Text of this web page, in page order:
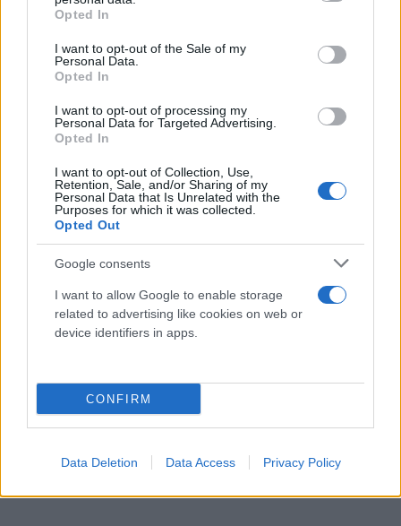
grant or deny consent to Google and its third-party tags to
use your data for below specified purposes in below Google
consent section.
Opted In
I want to opt-out of the Sale of my
Personal Data.
Opted In
I want to opt-out of processing my
Personal Data for Targeted Advertising.
Opted In
I want to opt-out of Collection, Use,
Retention, Sale, and/or Sharing of my
Personal Data that Is Unrelated with the
Purposes for which it was collected.
Opted Out
Google consents
I want to allow Google to enable storage
related to advertising like cookies on web or
device identifiers in apps.
CONFIRM
Data Deletion Data Access Privacy Policy
και έχει κατακτήσει 9 συνολικά τρόπαια,
Ιταλίας και τρια Σούπερ Καπ.
Η περίπτωσή του είναι δύσκολη καθώς ακόμα και
αν δεν ανανεώσει με την Ίντερ, οι σύλλογοι που
ψάξει για ένα τελευταίο μακροχρόνιο συμβόλαιο
με καλύτερες αποδοχές.